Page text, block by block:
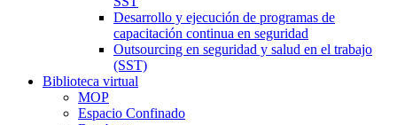
Desarrollo y ejecución de programas de
capacitación continua en seguridad
Outsourcing en seguridad y salud en el trabajo
(SST)
Biblioteca virtual
MOP
Espacio Confinado